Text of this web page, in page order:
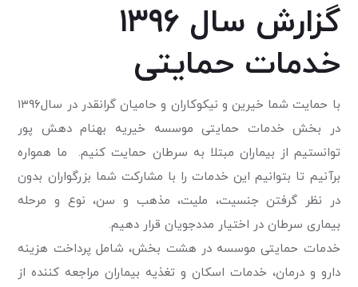
گزارش سال ۱۳۹۶
خدمات حمایتی
با حمایت شما خیرین و نیکوکاران و حامیان گرانقدر در سال۱۳۹۶
در بخش خدمات حمایتی موسسه خیریه بهنام دهش پور
توانستیم از بیماران مبتلا به سرطان حمایت کنیم. ما همواره
برآنیم تا بتوانیم این خدمات را با مشارکت شما بزرگواران بدون
در نظر گرفتن جنسیت، ملیت، مذهب و سن، نوع و مرحله
بیماری سرطان در اختیار مددجویان قرار دهیم.
خدمات حمایتی موسسه در هشت بخش، شامل پرداخت هزینه
دارو و درمان، خدمات اسکان و تغذیه بیماران مراجعه کننده از